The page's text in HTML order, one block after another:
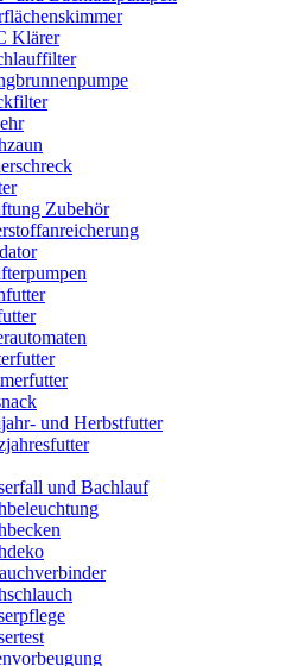
Klärer
Zubehör
und Herbstfutter
und Bachlauf